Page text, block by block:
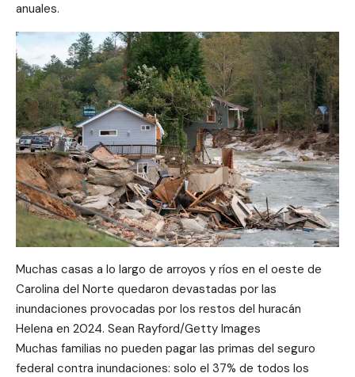
anuales.
Muchas casas a lo largo de arroyos y ríos en el oeste de
Carolina del Norte quedaron devastadas por las
inundaciones provocadas por los restos del huracán
Helena en 2024. Sean Rayford/Getty Images
Muchas familias no pueden pagar las primas del seguro
federal contra inundaciones: solo el 37% de todos los